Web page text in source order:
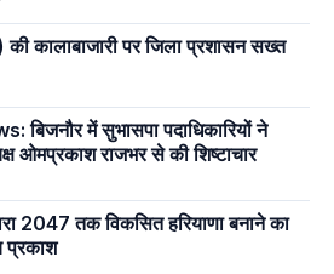
की कालाबाजारी पर जिला प्रशासन सख्त
बिजनौर में सुभासपा पदाधिकारियों ने
ओमप्रकाश राजभर से की शिष्टाचार
2047 तक विकसित हरियाणा बनाने का
प्रकाश